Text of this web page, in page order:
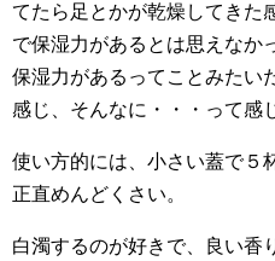
てたら足とかが乾燥してきた
で保湿力があるとは思えなか
保湿力があるってことみたい
感じ、そんなに・・・って感
使い方的には、小さい蓋で５
正直めんどくさい。
白濁するのが好きで、良い香